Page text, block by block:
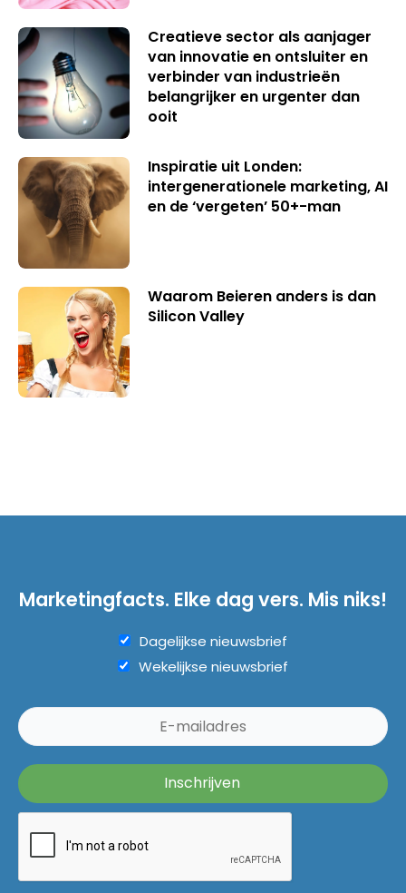
Creatieve sector als aanjager
van innovatie en ontsluiter en
verbinder van industrieën
belangrijker en urgenter dan
ooit
Inspiratie uit Londen:
intergenerationele marketing, AI
en de ‘vergeten’ 50+-man
Waarom Beieren anders is dan
Silicon Valley
Marketingfacts. Elke dag vers. Mis niks!
Dagelijkse nieuwsbrief
Wekelijkse nieuwsbrief